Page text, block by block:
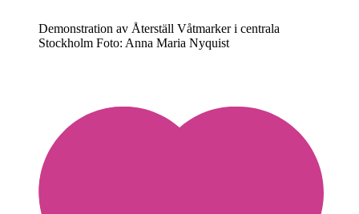
Demonstration av Återställ Våtmarker i centrala
Stockholm Foto: Anna Maria Nyquist